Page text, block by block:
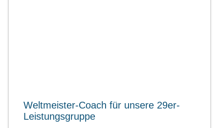
Weltmeister-Coach für unsere 29er-
Leistungsgruppe